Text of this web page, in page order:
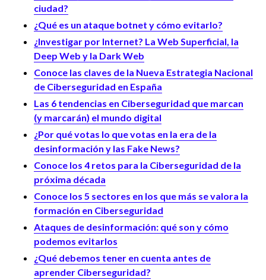
ciudad?
¿Qué es un ataque botnet y cómo evitarlo?
¿Investigar por Internet? La Web Superficial, la
Deep Web y la Dark Web
Conoce las claves de la Nueva Estrategia Nacional
de Ciberseguridad en España
Las 6 tendencias en Ciberseguridad que marcan
(y marcarán) el mundo digital
¿Por qué votas lo que votas en la era de la
desinformación y las Fake News?
Conoce los 4 retos para la Ciberseguridad de la
próxima década
Conoce los 5 sectores en los que más se valora la
formación en Ciberseguridad
Ataques de desinformación: qué son y cómo
podemos evitarlos
¿Qué debemos tener en cuenta antes de
aprender Ciberseguridad?